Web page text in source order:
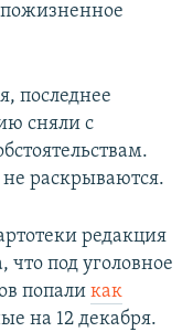
последнее
сняли с
раскрываются.
редакция
что под уголовное
попали как
на 12 декабря.